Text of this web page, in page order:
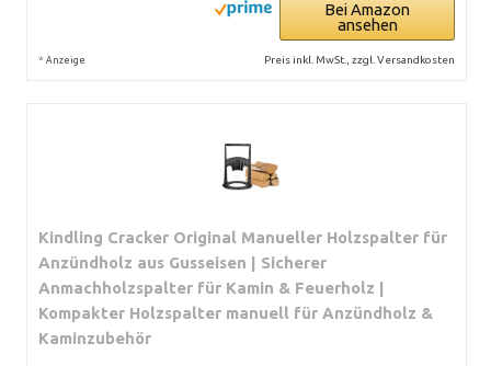
Bei Amazon
ansehen
* Anzeige Preis inkl. MwSt., zzgl. Versandkosten
Kindling Cracker Original Manueller Holzspalter für
Anzündholz aus Gusseisen | Sicherer
Anmachholzspalter für Kamin & Feuerholz |
Kompakter Holzspalter manuell für Anzündholz &
Kaminzubehör